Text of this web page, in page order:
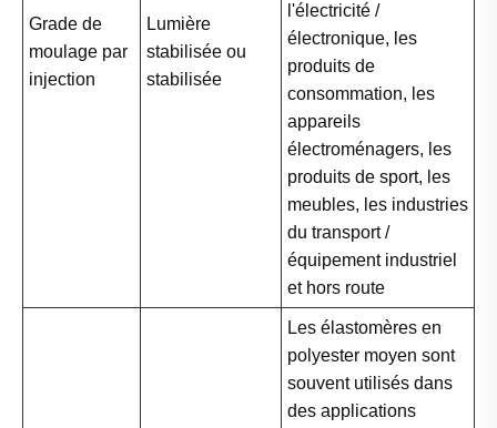
Grade de
moulage par
injection
Lumière
stabilisée ou
stabilisée
l'électricité /
électronique, les
produits de
consommation, les
appareils
électroménagers, les
produits de sport, les
meubles, les industries
du transport /
équipement industriel
et hors route
Les élastomères en
polyester moyen sont
souvent utilisés dans
des applications